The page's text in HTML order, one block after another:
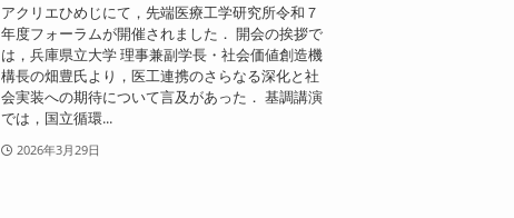
アクリエひめじにて，先端医療工学研究所令和７
年度フォーラムが開催されました． 開会の挨拶で
は，兵庫県立大学 理事兼副学長・社会価値創造機
構長の畑豊氏より，医工連携のさらなる深化と社
会実装への期待について言及があった． 基調講演
では，国立循環...
2026年3月29日